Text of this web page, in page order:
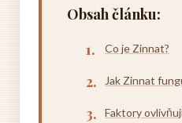
Obsah článku:
Co je Zinnat?
Jak Zinnat
Faktory